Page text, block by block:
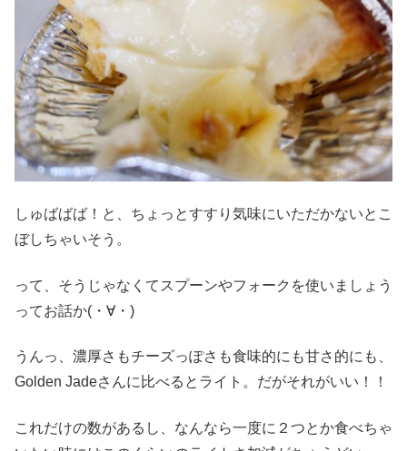
しゅばばば！と、ちょっとすすり気味にいただかないとこ
ぼしちゃいそう。
って、そうじゃなくてスプーンやフォークを使いましょう
ってお話か(・∀・)
うんっ、濃厚さもチーズっぽさも食味的にも甘さ的にも、
Golden Jadeさんに比べるとライト。だがそれがいい！！
これだけの数があるし、なんなら一度に２つとか食べちゃ